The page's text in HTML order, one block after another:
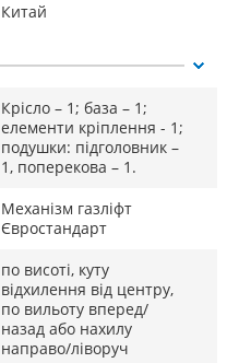
Китай
Крісло – 1; база – 1;
елементи кріплення - 1;
подушки: підголовник –
1, поперекова – 1.
Механізм газліфт
Євростандарт
по висоті, куту
відхилення від центру,
по вильоту вперед/
назад або нахилу
направо/ліворуч